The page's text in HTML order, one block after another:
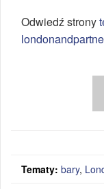
Odwiedź strony
Tematy: bary,